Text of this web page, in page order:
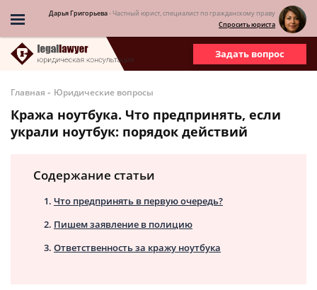
Дарья Григорьева- Частный юрист, специалист по гражданскому праву
Спросить юриста
Задать вопрос
Главная - Юридические вопросы
Кража ноутбука. Что предпринять, если
украли ноутбук: порядок действий
Содержание статьи
Что предпринять в первую очередь?
Пишем заявление в полицию
Ответственность за кражу ноутбука